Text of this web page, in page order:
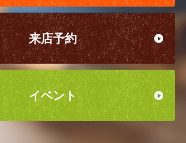
来店予約
イベント